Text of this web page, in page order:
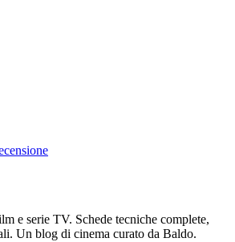
e serie TV. Schede tecniche complete,
Un blog di cinema curato da Baldo.